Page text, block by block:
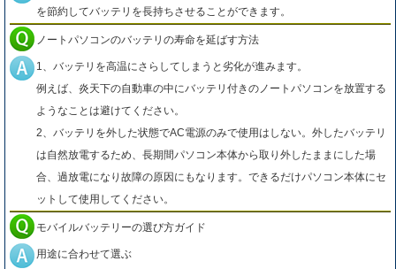
を節約してバッテリを長持ちさせることができます。
ノートパソコンのバッテリの寿命を延ばす方法
1、バッテリを高温にさらしてしまうと劣化が進みます。
例えば、炎天下の自動車の中にバッテリ付きのノートパソコンを放置する
ようなことは避けてください。
2、バッテリを外した状態でAC電源のみで使用はしない。外したバッテリ
は自然放電するため、長期間パソコン本体から取り外したままにした場
合、過放電になり故障の原因にもなります。できるだけパソコン本体にセ
ットして使用してください。
モバイルバッテリーの選び方ガイド
用途に合わせて選ぶ